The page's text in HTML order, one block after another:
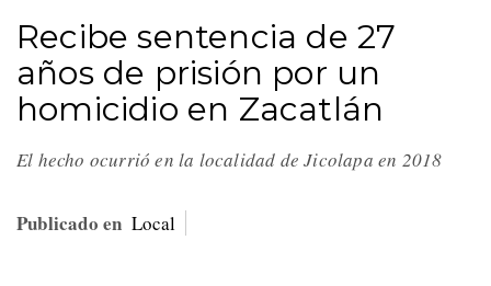
Recibe sentencia de 27
años de prisión por un
homicidio en Zacatlán
El hecho ocurrió en la localidad de Jicolapa en 2018
Publicado en Local